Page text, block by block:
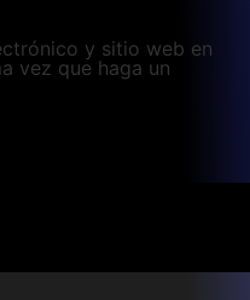
y sitio web en
vez que haga un